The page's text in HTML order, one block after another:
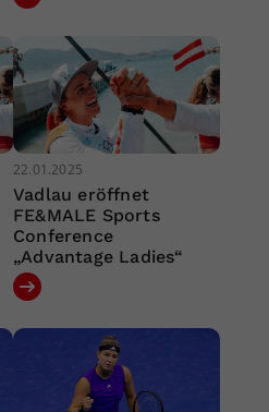
22.01.2025
Vadlau eröffnet
FE&MALE Sports
Conference
„Advantage Ladies“